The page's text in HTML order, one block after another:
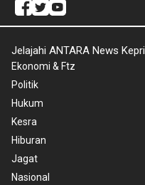
Jelajahi ANTARA News Kepri
Ekonomi & Ftz
Politik
Hukum
Kesra
Hiburan
Jagat
Nasional